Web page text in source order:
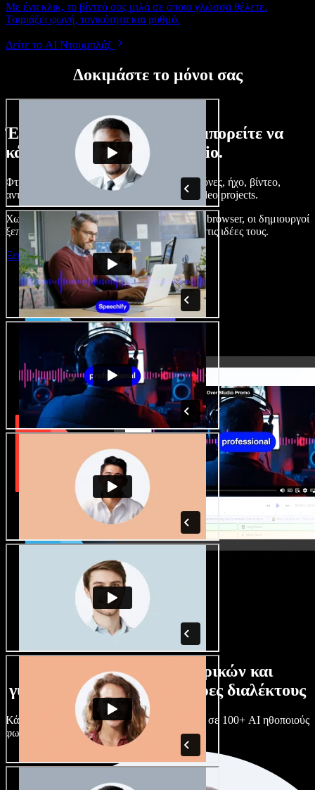
Με ένα κλικ, το βίντεό σας μιλά σε όποια γλώσσα θέλετε.
Ταιριάζει φωνή, τονικότητα και ρυθμό.
Δείτε το AI Ντουμπλάζ
Δοκιμάστε το μόνοι σας
Ένα μικρό δείγμα από όσα μπορείτε να
κάνετε με το Speechify Studio.
Φτιάξτε voice overs, προσθέστε δωρεάν εικόνες, ήχο, βίντεο,
αντιγραφή φωνής – ολοκληρωμένα audio/video projects.
Χωρίς καμπύλη εκμάθησης και με όλα στον browser, οι δημιουργοί
ξεπερνούν τα κλασικά όρια και δίνουν ζωή στις ιδέες τους.
Ξεκινήστε με το Studio
Τεράστια συλλογή ανδρικών και
γυναικείων φωνών με άπειρες διαλέκτους
Κάθε έργο είναι μοναδικό. Διάλεξε ανάμεσα σε 100+ AI ηθοποιούς
φωνής & διαλέκτους και κάν’ τους όπως θες.